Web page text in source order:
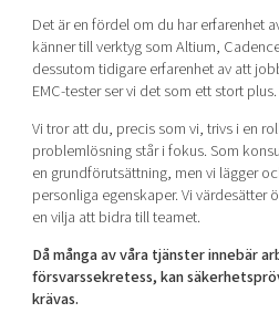
Det är en fördel om du har erfarenhet
känner till verktyg som Altium,
dessutom tidigare erfarenhet av att
EMC-tester ser vi det som ett stort plus.
Vi tror att du, precis som vi, trivs i en
problemlösning står i fokus. Som
en grundförutsättning, men vi lägger
personliga egenskaper. Vi
en vilja att bidra till teamet.
Då många av våra tjänster innebär
försvarssekretess, kan
krävas.